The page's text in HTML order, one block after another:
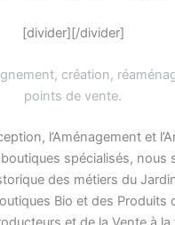
[divider][/divider]
création,
points de vente.
l’Aménagement et
spécialisés, nous
des métiers du
Bio et des Produits